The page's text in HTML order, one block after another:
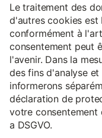
Le traitement des
d'autres cookies est
conformément à
consentement peut
l'avenir. Dans la
des fins d'analyse
informerons
déclaration de
votre consentement
a DSGVO.